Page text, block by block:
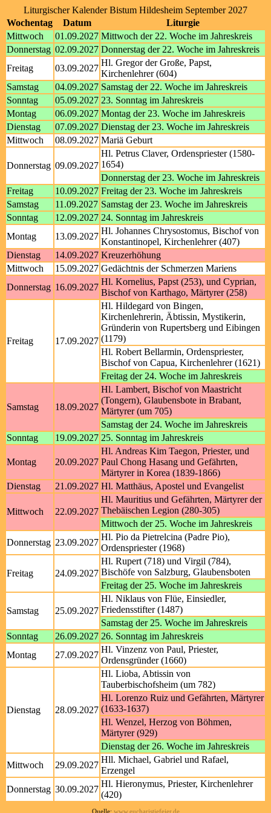
Liturgischer Kalender Bistum Hildesheim September 2027
Wochentag
Datum
Liturgie
Mittwoch
01.09.2027 Mittwoch der 22. Woche im Jahreskreis
Donnerstag 02.09.2027 Donnerstag der 22. Woche im Jahreskreis
Freitag
03.09.2027
Hl. Gregor der Große, Papst,
Kirchenlehrer (604)
Samstag
04.09.2027 Samstag der 22. Woche im Jahreskreis
Sonntag
05.09.2027 23. Sonntag im Jahreskreis
Montag
06.09.2027 Montag der 23. Woche im Jahreskreis
Dienstag
07.09.2027 Dienstag der 23. Woche im Jahreskreis
Mittwoch
08.09.2027 Mariä Geburt
Donnerstag 09.09.2027
Hl. Petrus Claver, Ordenspriester (1580-
1654)
Donnerstag der 23. Woche im Jahreskreis
Freitag
10.09.2027 Freitag der 23. Woche im Jahreskreis
Samstag
11.09.2027 Samstag der 23. Woche im Jahreskreis
Sonntag
12.09.2027 24. Sonntag im Jahreskreis
Montag
13.09.2027
Hl. Johannes Chrysostomus, Bischof von
Konstantinopel, Kirchenlehrer (407)
Dienstag
14.09.2027 Kreuzerhöhung
Mittwoch
15.09.2027 Gedächtnis der Schmerzen Mariens
Donnerstag 16.09.2027
Hl. Kornelius, Papst (253), und Cyprian,
Bischof von Karthago, Märtyrer (258)
Freitag 17.09.2027
Hl. Hildegard von Bingen,
Kirchenlehrerin, Äbtissin, Mystikerin,
Gründerin von Rupertsberg und Eibingen
(1179)
Hl. Robert Bellarmin, Ordenspriester,
Bischof von Capua, Kirchenlehrer (1621)
Freitag der 24. Woche im Jahreskreis
Samstag 18.09.2027
Hl. Lambert, Bischof von Maastricht
(Tongern), Glaubensbote in Brabant,
Märtyrer (um 705)
Samstag der 24. Woche im Jahreskreis
Sonntag
19.09.2027 25. Sonntag im Jahreskreis
Montag 20.09.2027
Hl. Andreas Kim Taegon, Priester, und
Paul Chong Hasang und Gefährten,
Märtyrer in Korea (1839-1866)
Dienstag
21.09.2027 Hl. Matthäus, Apostel und Evangelist
Mittwoch 22.09.2027
Hl. Mauritius und Gefährten, Märtyrer der
Thebäischen Legion (280-305)
Mittwoch der 25. Woche im Jahreskreis
Donnerstag 23.09.2027
Hl. Pio da Pietrelcina (Padre Pio),
Ordenspriester (1968)
Freitag 24.09.2027
Hl. Rupert (718) und Virgil (784),
Bischöfe von Salzburg, Glaubensboten
Freitag der 25. Woche im Jahreskreis
Samstag 25.09.2027
Hl. Niklaus von Flüe, Einsiedler,
Friedensstifter (1487)
Samstag der 25. Woche im Jahreskreis
Sonntag
26.09.2027 26. Sonntag im Jahreskreis
Montag
27.09.2027
Hl. Vinzenz von Paul, Priester,
Ordensgründer (1660)
Dienstag 28.09.2027
Hl. Lioba, Abtissin von
Tauberbischofsheim (um 782)
Hl. Lorenzo Ruiz und Gefährten, Märtyrer
(1633-1637)
Hl. Wenzel, Herzog von Böhmen,
Märtyrer (929)
Dienstag der 26. Woche im Jahreskreis
Mittwoch
29.09.2027
Hll. Michael, Gabriel und Rafael,
Erzengel
Donnerstag 30.09.2027
Hl. Hieronymus, Priester, Kirchenlehrer
(420)
Quelle: www.eucharistiefeier.de